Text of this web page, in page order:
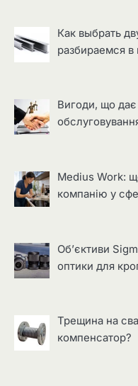
Как выбрать
разбираемся в
Вигоди, що
Medius Work:
компанію у
Об’єктиви
оптики для
Трещина на
компенсатор?